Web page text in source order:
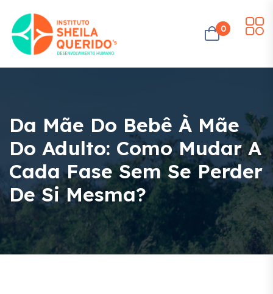
0
Da Mãe Do Bebê À Mãe
Do Adulto: Como Mudar A
Cada Fase Sem Se Perder
De Si Mesma?